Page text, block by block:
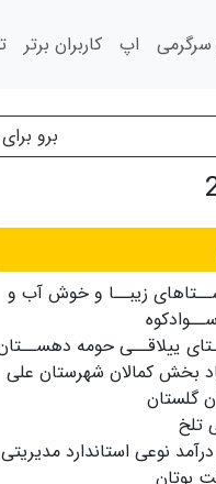
اپ کاربران برتر
برو
زیبــا و خوش آب و
ییلاقــى حومه
بخش کمالان شهرستان على
گلستان
تلخ
نوعی استاندارد مدیریتی
بوتان